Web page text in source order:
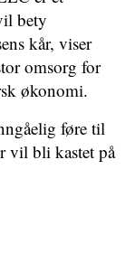
bety
kår, viser
omsorg for
økonomi.
føre til
vil bli kastet på